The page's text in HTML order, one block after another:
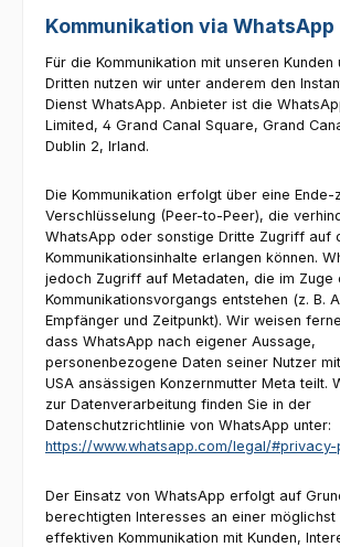
Kommunikation via WhatsApp
Für die Kommunikation mit unseren Kunden
Dritten nutzen wir unter anderem den
Dienst WhatsApp. Anbieter ist die
Limited, 4 Grand Canal Square, Grand
Dublin 2, Irland.
Die Kommunikation erfolgt über eine Ende-
Verschlüsselung (Peer-to-Peer), die
WhatsApp oder sonstige Dritte Zugriff auf
Kommunikationsinhalte erlangen können.
jedoch Zugriff auf Metadaten, die im Zuge
Kommunikationsvorgangs entstehen (z. B.
Empfänger und Zeitpunkt). Wir weisen
dass WhatsApp nach eigener Aussage,
personenbezogene Daten seiner Nutzer
USA ansässigen Konzernmutter Meta teilt.
zur Datenverarbeitung finden Sie in der
Datenschutzrichtlinie von WhatsApp unter:
https://www.whatsapp.com/legal/#privacy-
Der Einsatz von WhatsApp erfolgt auf
berechtigten Interesses an einer möglichst
effektiven Kommunikation mit Kunden,